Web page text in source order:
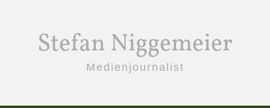
Stefan Niggemeier
Medienjournalist